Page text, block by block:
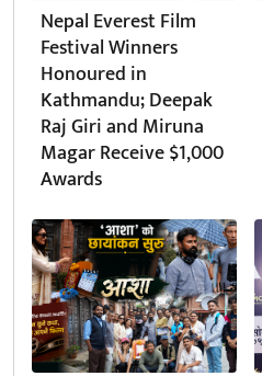
Nepal Everest Film
Festival Winners
Honoured in
Kathmandu; Deepak
Raj Giri and Miruna
Magar Receive $1,000
Awards